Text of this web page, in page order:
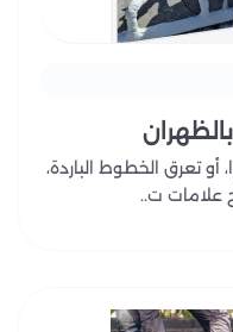
أو تعرق الخطوط الباردة،
علامات ت..